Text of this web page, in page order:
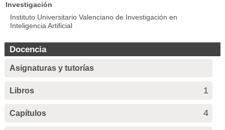
Investigación
Instituto Universitario Valenciano de Investigación en
Inteligencia Artificial
Docencia
Asignaturas y tutorías
Libros 1
Capítulos 4